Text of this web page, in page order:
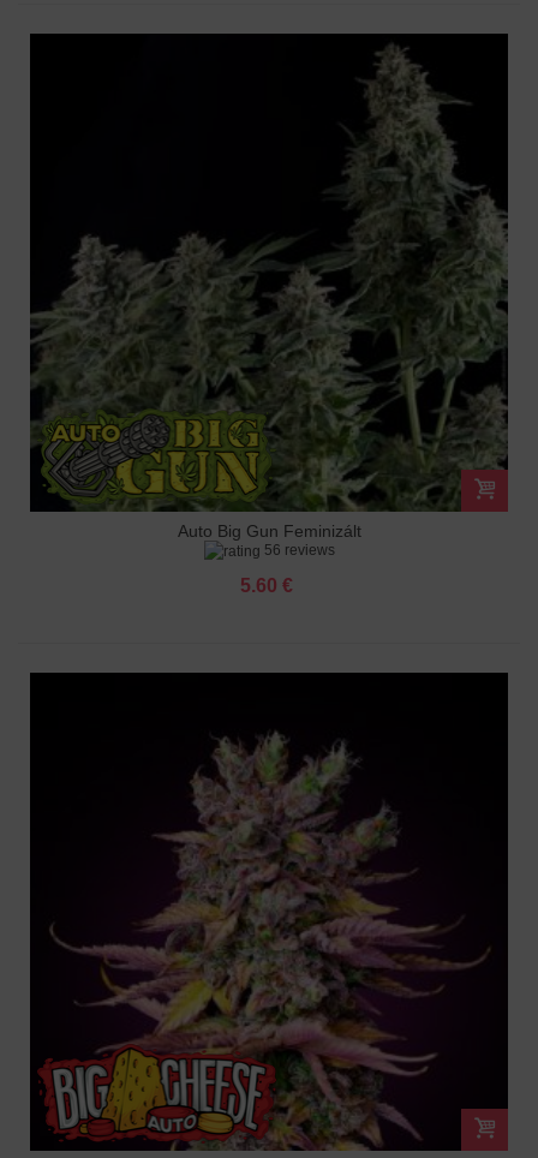
Auto Big Gun Feminizált
56 reviews
5.60 €